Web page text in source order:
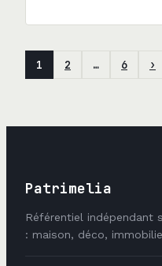
1 2 … 6 ›
Patrimelia
Référentiel indépendant
: maison, déco,